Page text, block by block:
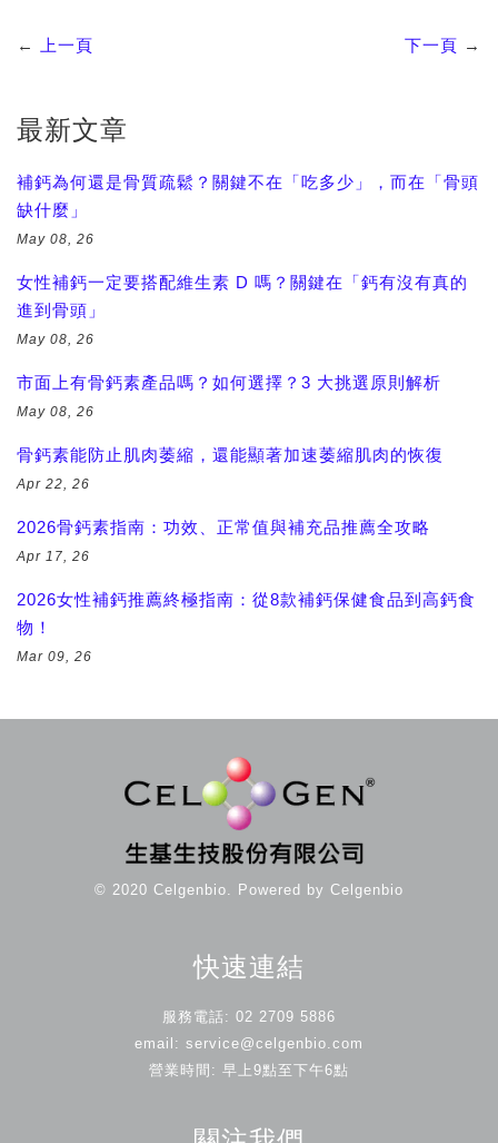
← 上一頁 下一頁 →
最新文章
補鈣為何還是骨質疏鬆？關鍵不在「吃多少」，而在「骨頭
缺什麼」
May 08, 26
女性補鈣一定要搭配維生素 D 嗎？關鍵在「鈣有沒有真的
進到骨頭」
May 08, 26
市面上有骨鈣素產品嗎？如何選擇？3 大挑選原則解析
May 08, 26
骨鈣素能防止肌肉萎縮，還能顯著加速萎縮肌肉的恢復
Apr 22, 26
2026骨鈣素指南：功效、正常值與補充品推薦全攻略
Apr 17, 26
2026女性補鈣推薦終極指南：從8款補鈣保健食品到高鈣食
物！
Mar 09, 26
© 2020 Celgenbio. Powered by Celgenbio
快速連結
服務電話: 02 2709 5886
email: service@celgenbio.com
營業時間: 早上9點至下午6點